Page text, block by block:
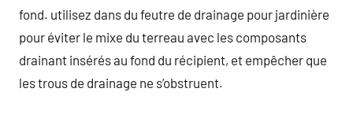
fond. utilisez dans du feutre de drainage pour jardinière
pour éviter le mixe du terreau avec les composants
drainant insérés au fond du récipient, et empêcher que
les trous de drainage ne s’obstruent.